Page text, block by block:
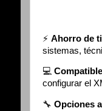
⚡ Ahorro de
sistemas,
💻
configurar el
🔧 Opciones